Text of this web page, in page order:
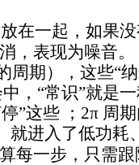
在一起，如果
，表现为噪音。
周期），这些“
，“常识”就是
”这些 ；2π 周
就进入了低功耗
每一步，只需